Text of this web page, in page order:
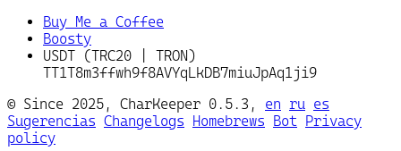
Buy Me a Coffee
Boosty
USDT (TRC20 | TRON)
TT1T8m3ffwh9f8AVYqLkDB7miuJpAq1ji9
© Since 2025, CharKeeper 0.5.3, en ru es
Sugerencias Changelogs Homebrews Bot Privacy
policy